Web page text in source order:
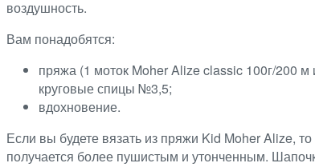
воздушность.
Вам понадобятся:
пряжа (1 моток Moher Alize classic 100г/200
круговые спицы №3,5;
вдохновение.
Если вы будете вязать из пряжи Kid Moher Alize,
получается более пушистым и утонченным.